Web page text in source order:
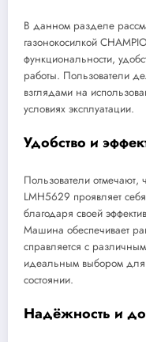
В данном разделе
газонокосилкой
функциональности,
работы. Пользователи
взглядами на
условиях эксплуатации.
Удобство и
Пользователи отмечают,
LMH5629 проявляет
благодаря своей
Машина обеспечивает
справляется с
идеальным выбором
состоянии.
Надёжность и